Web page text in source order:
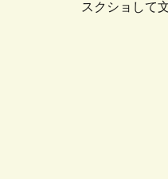
スクショして